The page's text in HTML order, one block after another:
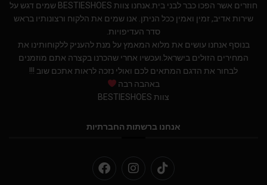
חוזרים אשר הפכו כבר לבני בית.אנחנו צוות BESTIESHOES שמים דגש על
שירות אדיב, זמין ואמין ככל הניתן. אנו שמים את הלקוח ורצונותיו בראש
סדר העדיפויות.
בנוסף אנחנו עושים את מלוא המאמץ על מנת להעניק ללקוחותינו את
המחירים הזולים בישראל.ועכשיו אחרי שהכרנו בקצרה אתם מוזמנים
לבחור את הדגם המתאים לכם ואולי נזכה לראות אתכם שוב !!!
באהבה רבה
צוות BESTIESHOES
אנחנו ברשתות החברתיות